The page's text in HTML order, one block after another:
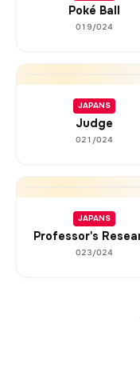
Poké Ball
019/024
JAPANS
Judge
021/024
JAPANS
Professor's
023/024